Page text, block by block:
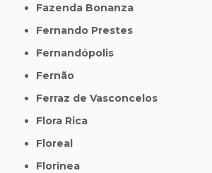
Fazenda Bonanza
Fernando Prestes
Fernandópolis
Fernão
Ferraz de Vasconcelos
Flora Rica
Floreal
Florínea